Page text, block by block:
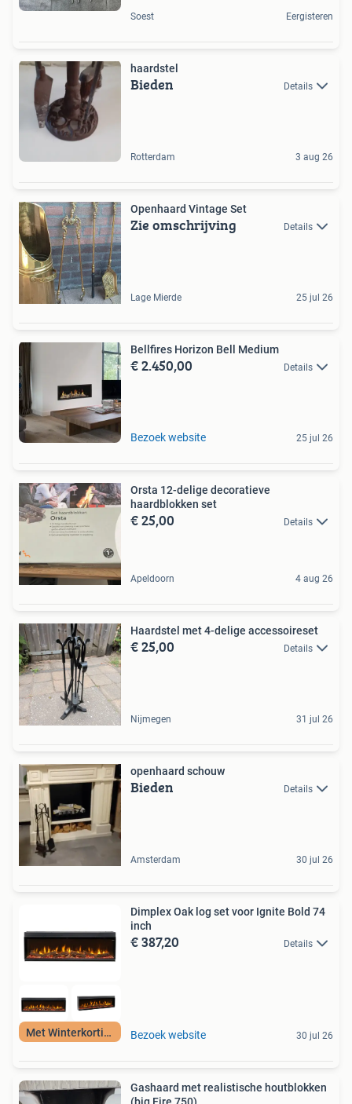
Soest Eergisteren
haardstel
Bieden Details
Rotterdam 3 aug 26
Openhaard Vintage Set
Zie omschrijving Details
Lage Mierde 25 jul 26
Bellfires Horizon Bell Medium
€ 2.450,00 Details
Bezoek website 25 jul 26
Orsta 12-delige decoratieve
haardblokken set
€ 25,00 Details
Apeldoorn 4 aug 26
Haardstel met 4-delige accessoireset
€ 25,00 Details
Nijmegen 31 jul 26
openhaard schouw
Bieden Details
Amsterdam 30 jul 26
Met Winterkorting
Dimplex Oak log set voor Ignite Bold 74
inch
€ 387,20 Details
Bezoek website 30 jul 26
Gashaard met realistische houtblokken